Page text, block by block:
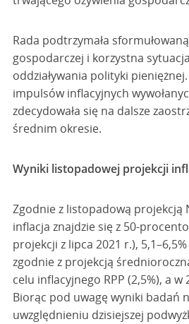
Rada podtrzymała
gospodarczej i korzystna
oddziaływania polityki
impulsów inflacyjnych
zdecydowała się na dalsze
średnim okresie.
Wyniki listopadowej projekcji
Zgodnie z listopadową projekcją
inflacja znajdzie się z 50-
projekcji z lipca 2021 r.),
zgodnie z projekcją
celu inflacyjnego RPP (2,5%), a
Biorąc pod uwagę wyniki badań
uwzględnieniu dzisiejszej